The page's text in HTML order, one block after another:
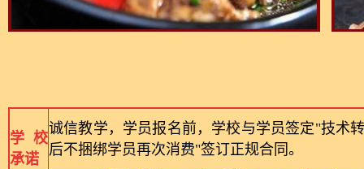
学校
承诺
诚信教学，学员报名前，学校与学员签定"技术
后不捆绑学员再次消费"签订正规合同。